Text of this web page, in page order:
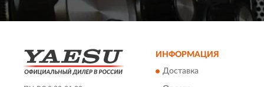
ИНФОРМАЦИЯ
Доставка